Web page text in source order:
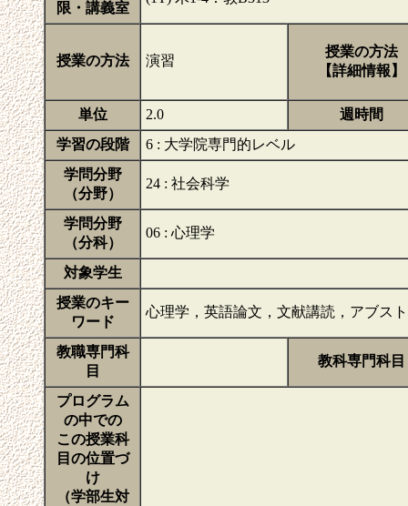
限・講義室
授業の方法 演習
授業の方法
【詳細情報】
単位 2.0
週時間
学習の段階
6 : 大学院専門的レベル
学問分野
（分野）
24 : 社会科学
学問分野
（分科）
06 : 心理学
対象学生
授業のキー
ワード
心理学，英語論文，文献講読，アブス
教職専門科
目
教科専門科目
プログラム
の中での
この授業科
目の位置づ
け
（学部生対